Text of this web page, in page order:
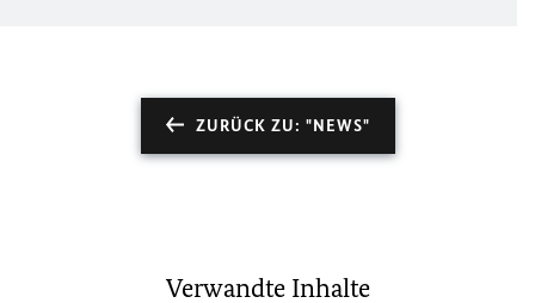
ZURÜCK ZU: "NEWS"
Verwandte Inhalte